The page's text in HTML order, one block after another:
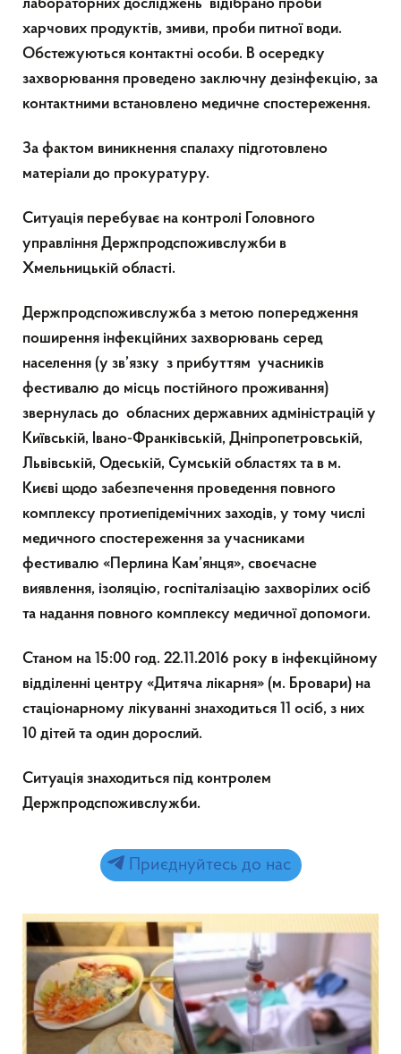
лабораторних досліджень відібрано проби
харчових продуктів, змиви, проби питної води.
Обстежуються контактні особи. В осередку
захворювання проведено заключну дезінфекцію, за
контактними встановлено медичне спостереження.
За фактом виникнення спалаху підготовлено
матеріали до прокуратуру.
Ситуація перебуває на контролі Головного
управління Держпродспоживслужби в
Хмельницькій області.
Держпродспоживслужба з метою попередження
поширення інфекційних захворювань серед
населення (у зв’язку з прибуттям учасників
фестивалю до місць постійного проживання)
звернулась до обласних державних адміністрацій у
Київській, Івано-Франківській, Дніпропетровській,
Львівській, Одеській, Сумській областях та в м.
Києві щодо забезпечення проведення повного
комплексу протиепідемічних заходів, у тому числі
медичного спостереження за учасниками
фестивалю «Перлина Кам’янця», своєчасне
виявлення, ізоляцію, госпіталізацію захворілих осіб
та надання повного комплексу медичної допомоги.
Станом на 15:00 год. 22.11.2016 року в інфекційному
відділенні центру «Дитяча лікарня» (м. Бровари) на
стаціонарному лікуванні знаходиться 11 осіб, з них
10 дітей та один дорослий.
Ситуація знаходиться під контролем
Держпродспоживслужби.
Приєднуйтесь до нас